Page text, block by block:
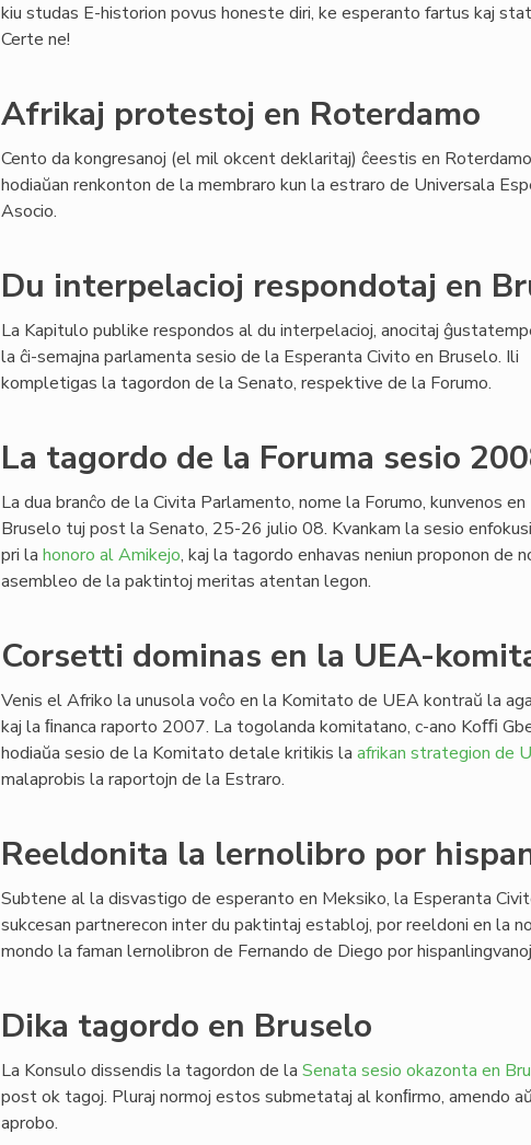
kiu studas E-historion povus honeste diri, ke esperanto fartus kaj
Certe ne!
Afrikaj protestoj en Roterdamo
Cento da kongresanoj (el mil okcent deklaritaj) ĉeestis en
hodiaŭan renkonton de la membraro kun la estraro de Universala
Asocio.
Du interpelacioj respondotaj en
La Kapitulo publike respondos al du interpelacioj, anocitaj
la ĉi-semajna parlamenta sesio de la Esperanta Civito en Bruselo. Ili
kompletigas la tagordon de la Senato, respektive de la Forumo.
La tagordo de la Foruma sesio
La dua branĉo de la Civita Parlamento, nome la Forumo, kunvenos en
Bruselo tuj post la Senato, 25-26 julio 08. Kvankam la sesio
pri la honoro al Amikejo, kaj la tagordo enhavas neniun proponon de
asembleo de la paktintoj meritas atentan legon.
Corsetti dominas en la UEA-
Venis el Afriko la unusola voĉo en la Komitato de UEA kontraŭ la
kaj la ﬁnanca raporto 2007. La togolanda komitatano, c-ano Koﬃ
hodiaŭa sesio de la Komitato detale kritikis la afrikan strategion de
malaprobis la raportojn de la Estraro.
Reeldonita la lernolibro por
Subtene al la disvastigo de esperanto en Meksiko, la Esperanta
sukcesan partnerecon inter du paktintaj establoj, por reeldoni en la
mondo la faman lernolibron de Fernando de Diego por
Dika tagordo en Bruselo
La Konsulo dissendis la tagordon de la Senata sesio okazonta en
post ok tagoj. Pluraj normoj estos submetataj al konﬁrmo, amendo aŭ
aprobo.